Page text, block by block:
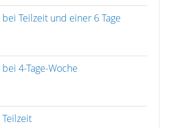
Teilzeit und einer 6 Tage
4-Tage-Woche